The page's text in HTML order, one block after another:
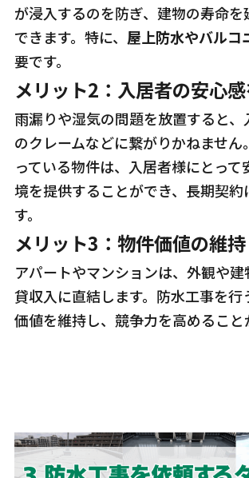
が浸入するのを防ぎ、建物の寿命
できます。特に、 屋上防水やバルコ
要です。
メリット2： 入居者の安心
雨漏りや湿気の問題を放置すると、
のクレームなどに繋がりかねませ
っている物件は、入居者様にとって
境を提供することができ、長期契約
す。
メリット3： 物件価値の維持
アパートやマンションは、外観や
貸収入に直結します。防水工事を行
価値を維持し、競争力を高めること